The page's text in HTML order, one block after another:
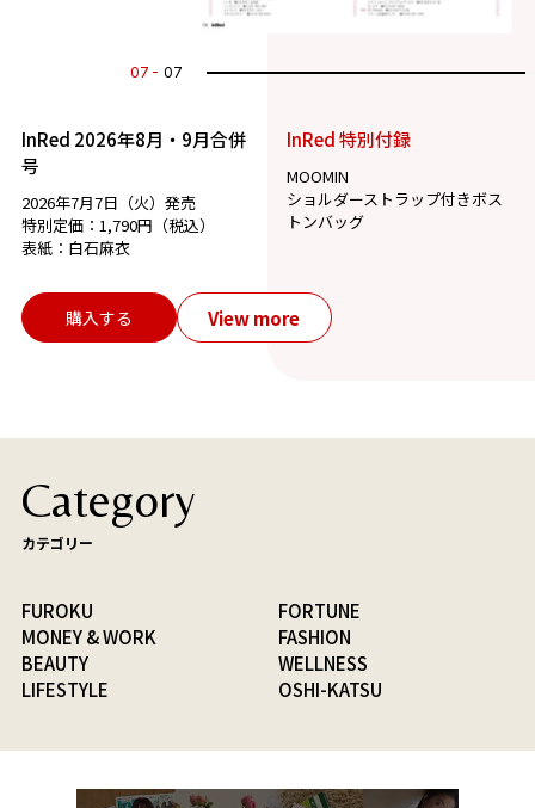
07 07
InRed 2026年8月・9月合併
号
2026年7月7日（火）発売
特別定価：1,790円（税込）
表紙：白石麻衣
InRed 特別付録
MOOMIN
ショルダーストラップ付きボス
トンバッグ
購入する View more
Category
カテゴリー
FUROKU
FORTUNE
MONEY & WORK
FASHION
BEAUTY
WELLNESS
LIFESTYLE
OSHI-KATSU